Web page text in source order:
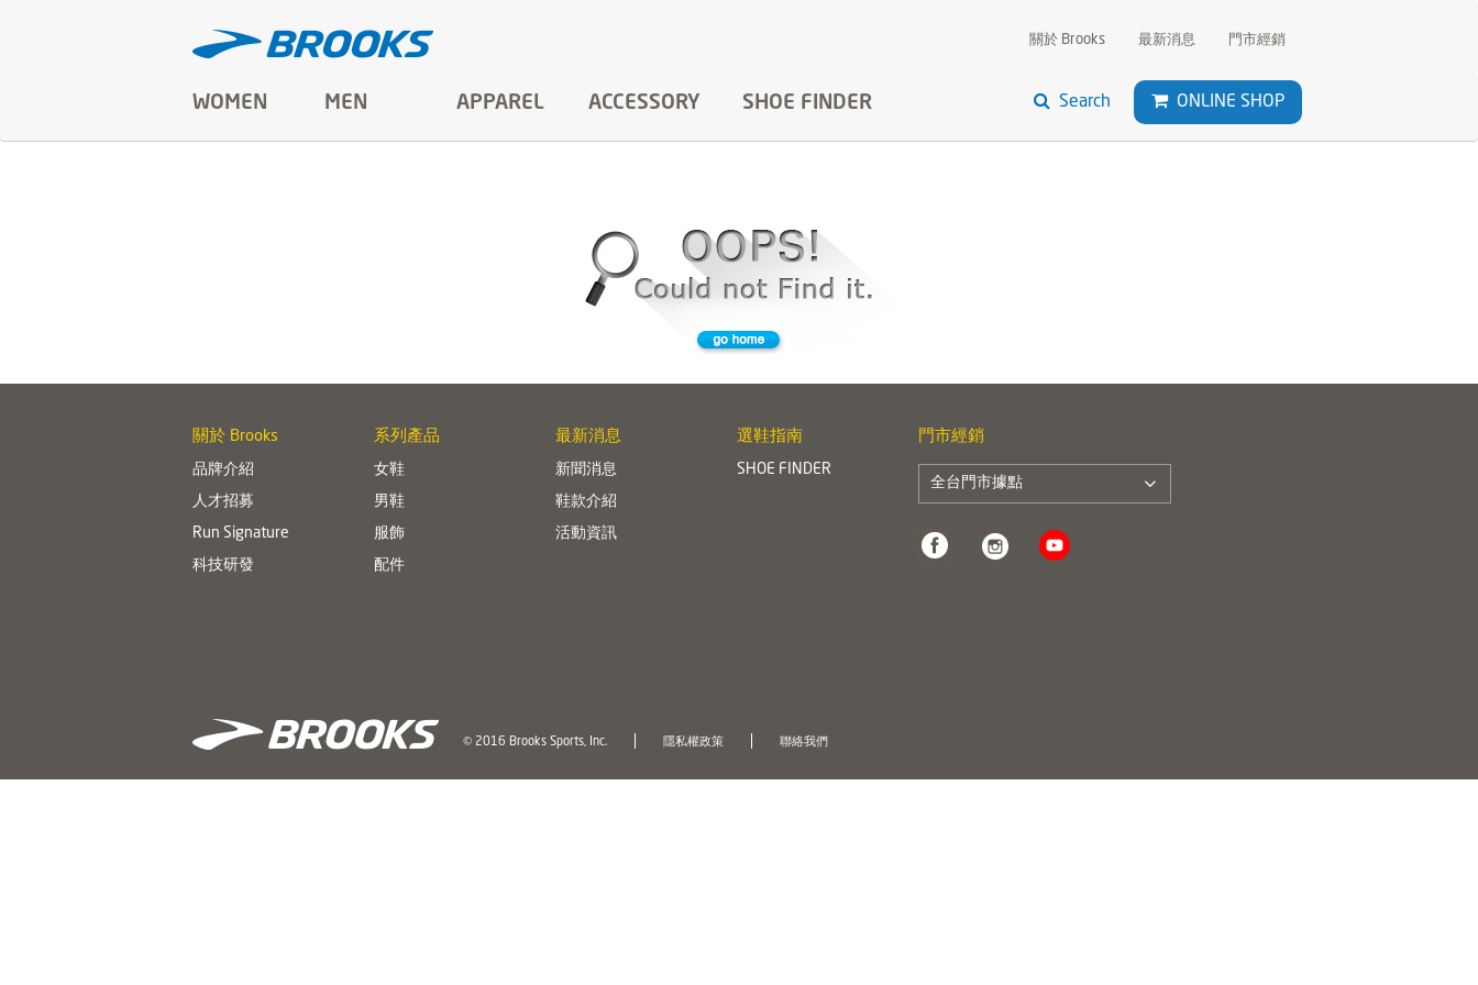
關於 Brooks 最新消息 門市經銷
WOMEN MEN APPAREL ACCESSORY SHOE FINDER Search ONLINE SHOP
關於 Brooks
品牌介紹
人才招募
Run Signature
科技研發
系列產品
女鞋
男鞋
服飾
配件
最新消息
新聞消息
鞋款介紹
活動資訊
選鞋指南
SHOE FINDER
門市經銷
全台門市據點
© 2016 Brooks Sports, Inc. 隱私權政策 聯絡我們